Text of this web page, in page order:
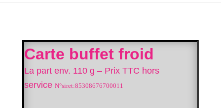
Carte buffet froid
La part env. 110 g – Prix TTC hors
service N°siret:85308676700011